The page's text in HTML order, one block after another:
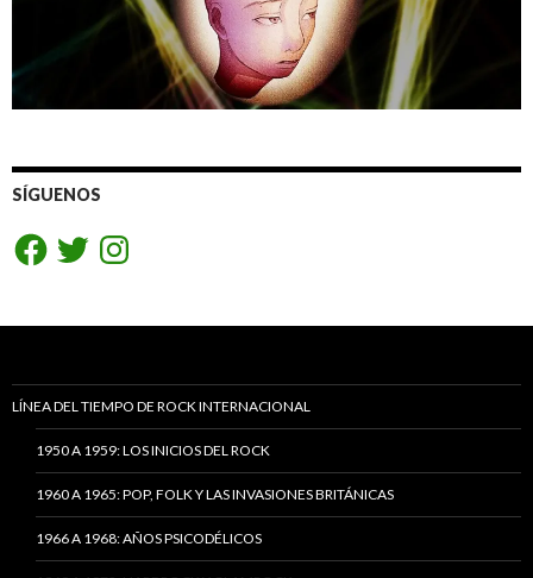
SÍGUENOS
FacebookTwitterInstagram
LÍNEA DEL TIEMPO DE ROCK INTERNACIONAL
1950 A 1959: LOS INICIOS DEL ROCK
1960 A 1965: POP, FOLK Y LAS INVASIONES BRITÁNICAS
1966 A 1968: AÑOS PSICODÉLICOS